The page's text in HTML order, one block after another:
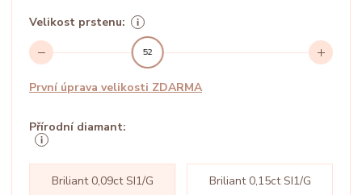
Velikost prstenu:
52
První úprava velikosti ZDARMA
Přírodní diamant:
Briliant 0,09ct SI1/G Briliant 0,15ct SI1/G